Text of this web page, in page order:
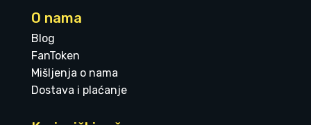
O nama
Blog
FanToken
Mišljenja o nama
Dostava i plaćanje